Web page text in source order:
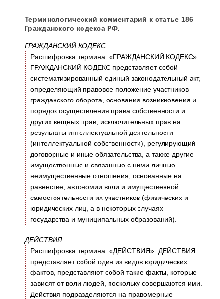
Терминологический комментарий к статье 186
Гражданского кодекса РФ.
ГРАЖДАНСКИЙ КОДЕКС
Расшифровка термина: «ГРАЖДАНСКИЙ КОДЕКС».
ГРАЖДАНСКИЙ КОДЕКС представляет собой
систематизированный единый законодательный акт,
определяющий правовое положение участников
гражданского оборота, основания возникновения и
порядок осуществления права собственности и
других вещных прав, исключительных прав на
результаты интеллектуальной деятельности
(интеллектуальной собственности), регулирующий
договорные и иные обязательства, а также другие
имущественные и связанные с ними личные
неимущественные отношения, основанные на
равенстве, автономии воли и имущественной
самостоятельности их участников (физических и
юридических лиц, а в некоторых случаях –
государства и муниципальных образований).
ДЕЙСТВИЯ
Расшифровка термина: «ДЕЙСТВИЯ». ДЕЙСТВИЯ
представляет собой один из видов юридических
фактов, представляют собой такие факты, которые
зависят от воли людей, поскольку совершаются ими.
Действия подразделяются на правомерные